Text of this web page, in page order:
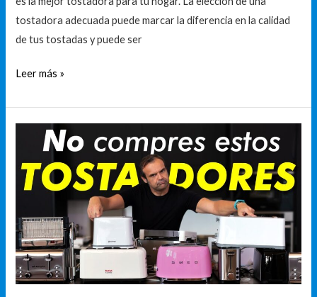
tostadora adecuada puede marcar la diferencia en la calidad
de tus tostadas y puede ser
Leer más »
Descubre
ventajas
de
tostadora
XL
para
tu